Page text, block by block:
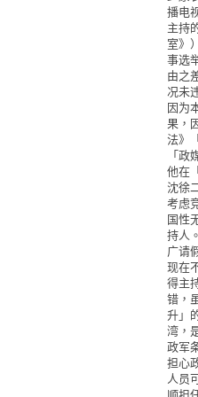
播电
主持
室》
事选
由之
况未
因为
果，
法》
「
他在
沈徐
考虑
国性
持人
广请
现在
得主
错，
升」
湾，
政军
担心
人员